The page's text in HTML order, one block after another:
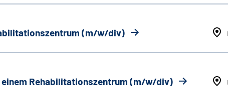
(m/w/div)
Rehabilitationszentrum (m/w/div)